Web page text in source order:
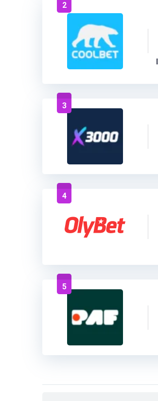
2
3
4
5